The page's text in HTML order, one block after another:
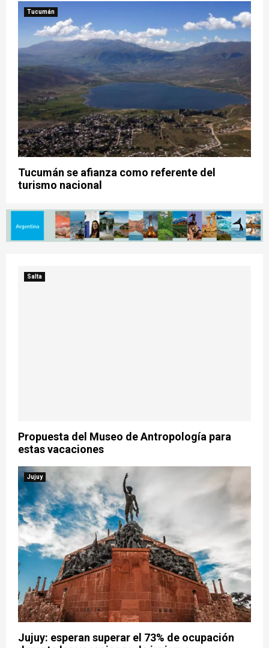
Tucumán
Tucumán se afianza como referente del
turismo nacional
Salta
Propuesta del Museo de Antropología para
estas vacaciones
Jujuy
Jujuy: esperan superar el 73% de ocupación